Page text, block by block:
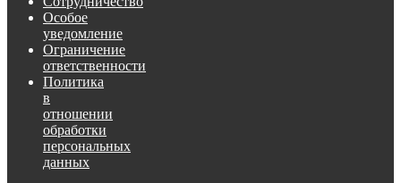
Особое
уведомление
Ограничение
ответственности
Политика
в
отношении
обработки
персональных
данных